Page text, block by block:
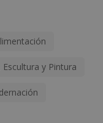
Escultura y Pintura